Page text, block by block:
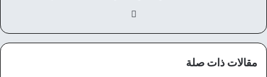
وك
مقالات ذات صلة